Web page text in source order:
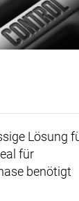
Lösung
für
benötigt